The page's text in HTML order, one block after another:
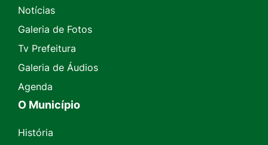
Notícias
Galeria de Fotos
Tv Prefeitura
Galeria de Áudios
Agenda
O Município
História